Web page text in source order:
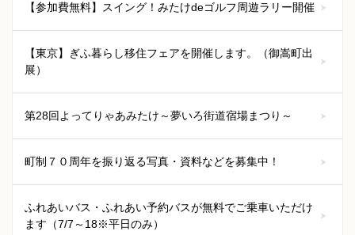
【参加費無料】スイング！みたけdeゴルフ周遊ラリー開催
【東京】ぎふ暮らし移住フェアを開催します。（御嵩町出
展）
第28回よってりゃあみたけ～夢いろ街道宿場まつり～
町制７０周年を振り返る写真・資料などを募集中！
ふれあいバス・ふれあい予約バスが無料でご乗車いただけ
ます（7/7～18※平日のみ）